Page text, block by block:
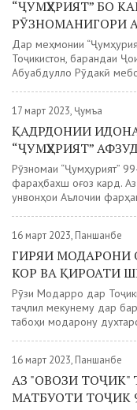
“ҶУМҲУРИЯТ” БО
РӮЗНОМАНИГОРИ
Дар меҳмонии
Тоҷикистон, барандаи
Абуабдулло Рӯдакӣ
17 март 2023, Ҷумъа
ҚАДРДОНИИ
“ҶУМҲУРИЯТ”
Рӯзномаи “Ҷумҳурият”
фараҳбахш оғоз кард.
унвонҳои Аълочии
16 март 2023, Панҷшанбе
ГИРЯИ МОДАРОНИ
КОР ВА ҚИРОАТИ
Рӯзи Модарро дар
таҷлил мекунему дар
табоҳи модарону
16 март 2023, Панҷшанбе
АЗ "ОВОЗИ
МАТБУОТИ ТОҶИК